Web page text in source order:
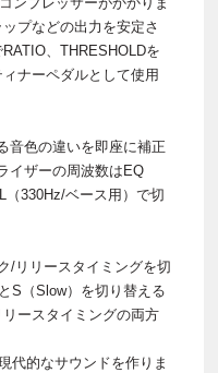
プなどの出力を安定さ
、THRESHOLDを
ナーペダルとして使用
音色の違いを即座に補正
イザーの周波数はEQ
（330Hz/ベース用）で切
/リリースタイミングを切
S（Slow）を切り替える
ースタイミングの両方
代的なサウンドを作りま